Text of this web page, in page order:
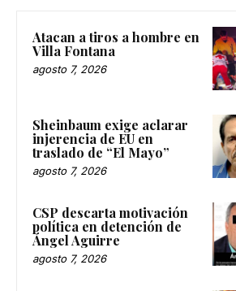
Atacan a tiros a hombre en
Villa Fontana
agosto 7, 2026
Sheinbaum exige aclarar
injerencia de EU en
traslado de “El Mayo”
agosto 7, 2026
CSP descarta motivación
política en detención de
Ángel Aguirre
agosto 7, 2026